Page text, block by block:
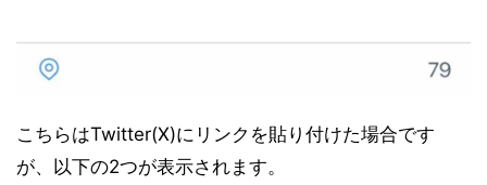
こちらはTwitter(X)にリンクを貼り付けた場合です
が、以下の2つが表示されます。